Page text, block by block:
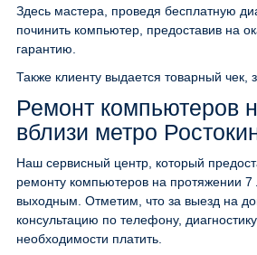
Здесь мастера, проведя бесплатную
починить компьютер, предоставив на
гарантию.
Также клиенту выдается товарный чек,
Ремонт компьютеров
вблизи метро
Наш сервисный центр, который
ремонту компьютеров на протяжении 7
выходным. Отметим, что за выезд на
консультацию по телефону,
необходимости платить.